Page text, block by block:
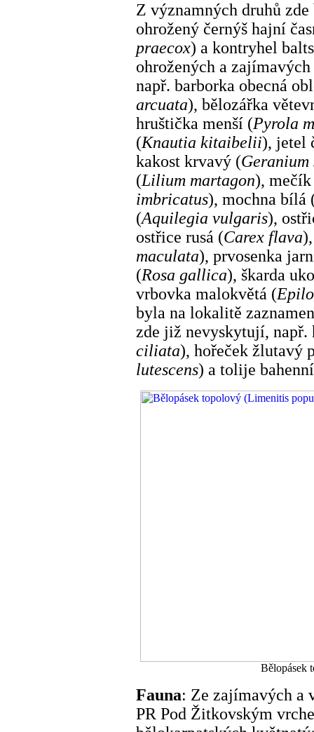
Z významných druhů
ohrožený černýš hajní
praecox) a kontryhel
ohrožených a
např. barborka obecná
arcuata), bělozářka
hruštička menší (Pyrola
(Knautia kitaibelii), jetel
kakost krvavý (Geranium
(Lilium martagon),
imbricatus), mochna bílá
(Aquilegia vulgaris),
ostřice rusá (Carex flava
maculata), prvosenka
(Rosa gallica), škarda
vrbovka malokvětá (
byla na lokalitě
zde již nevyskytují, např.
ciliata), hořeček žlutavý
lutescens) a tolije
Bělopásek
Fauna: Ze zajímavých a
PR Pod Žitkovským